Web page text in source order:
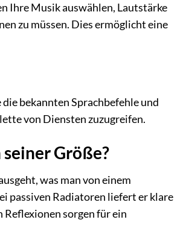
Ihre Musik auswählen, Lautstärke
zu müssen. Dies ermöglicht eine
bekannten Sprachbefehle und
von Diensten zuzugreifen.
Größe?
was man von einem
passiven Radiatoren liefert er klare
sorgen für ein